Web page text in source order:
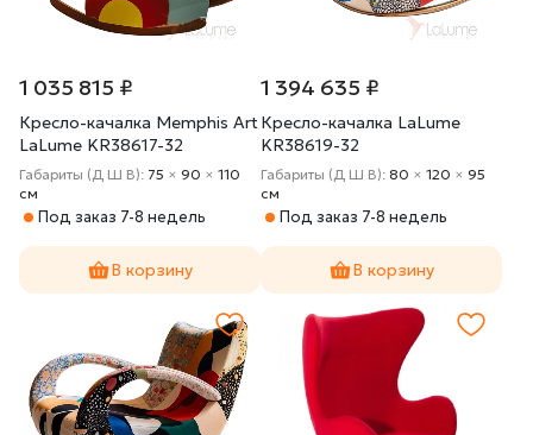
1 035 815 ₽
Кресло-качалка Memphis Art
LaLume KR38617-32
Габариты (Д Ш В): 75 × 90 × 110
cм
Под заказ 7-8 недель
В корзину
1 394 635 ₽
Кресло-качалка LaLume
KR38619-32
Габариты (Д Ш В): 80 × 120 × 95
cм
Под заказ 7-8 недель
В корзину